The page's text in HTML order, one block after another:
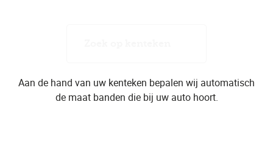
Aan de hand van uw kenteken bepalen wij automatisch
de maat banden die bij uw auto hoort.